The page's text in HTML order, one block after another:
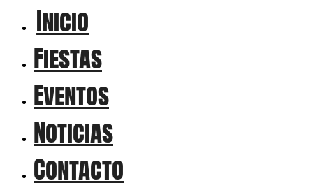
Inicio
Fiestas
Eventos
Noticias
Contacto